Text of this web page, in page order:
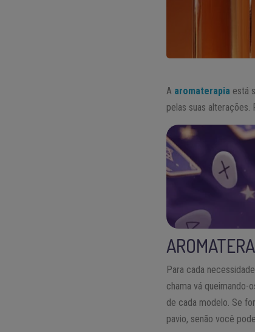
A aromaterapia está
pelas suas alterações.
Para cada
chama vá queimando-
de cada modelo. Se
pavio, senão você